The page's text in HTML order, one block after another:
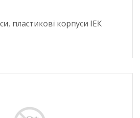
пластикові корпуси ІЕК